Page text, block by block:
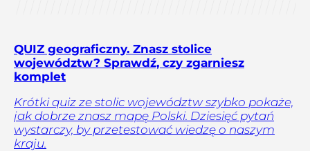
QUIZ geograficzny. Znasz stolice
województw? Sprawdź, czy zgarniesz
komplet
Krótki quiz ze stolic województw szybko pokaże,
jak dobrze znasz mapę Polski. Dziesięć pytań
wystarczy, by przetestować wiedzę o naszym
kraju.